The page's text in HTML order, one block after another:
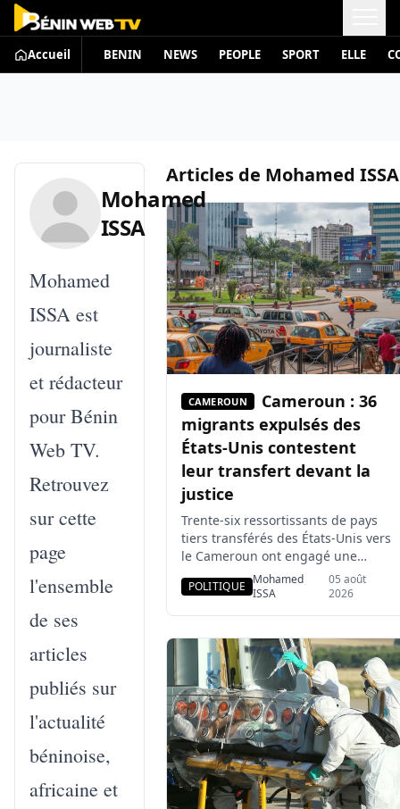
Accueil BENIN NEWS PEOPLE SPORT ELLE
Mohamed
ISSA
Mohamed
ISSA est
journaliste
et rédacteur
pour Bénin
Web TV.
Retrouvez
sur cette
page
l'ensemble
de ses
articles
publiés sur
l'actualité
béninoise,
africaine et
Articles de Mohamed ISSA
CAMEROUN
Cameroun : 36
migrants expulsés des
États-Unis contestent
leur transfert devant la
justice
Trente-six ressortissants de pays
tiers transférés des États-Unis vers
le Cameroun ont engagé une
procédure devant le tribunal
administratif de Yaoundé. Leurs
camerounais, leur privation de
liberté et l’absence de statut
juridique clairement défini.
Plusieurs bénéficiaient aux États-
Unis d’une protection contre leur
renvoi vers leur […]
POLITIQUE Mohamed
ISSA
05 août
2026